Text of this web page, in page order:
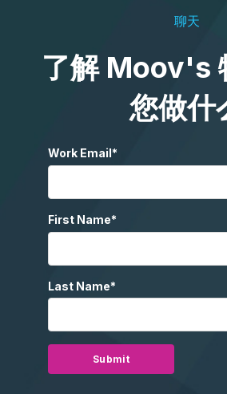
聊天
了解 Moov's
您做什
Work Email*
First Name*
Last Name*